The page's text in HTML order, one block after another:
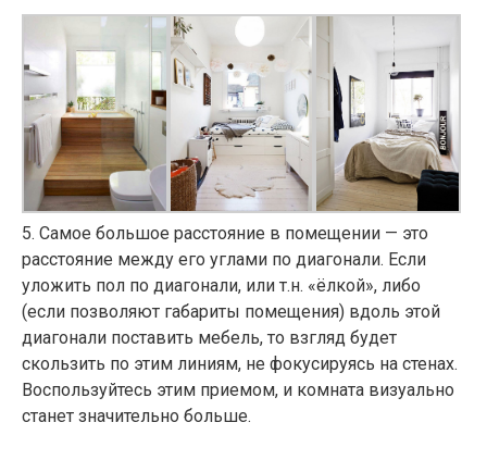
5. Самое большое расстояние в помещении — это
расстояние между его углами по диагонали. Если
уложить пол по диагонали, или т.н. «ёлкой», либо
(если позволяют габариты помещения) вдоль этой
диагонали поставить мебель, то взгляд будет
скользить по этим линиям, не фокусируясь на стенах.
Воспользуйтесь этим приемом, и комната визуально
станет значительно больше.